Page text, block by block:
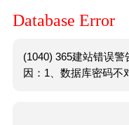
Database Error
(1040) 365建站错误
因：1、数据库密码不